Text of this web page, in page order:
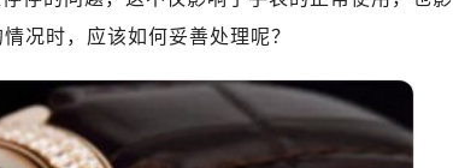
况时，应该如何妥善处理呢？